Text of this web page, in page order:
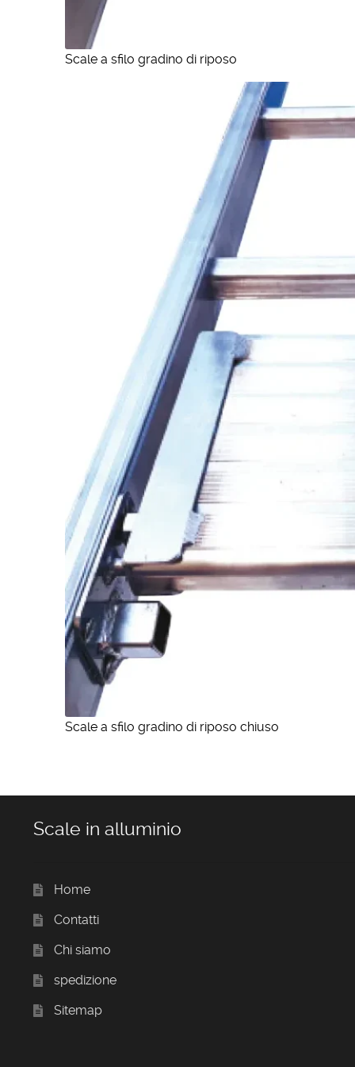
Scale a sfilo gradino di riposo
Scale a sfilo gradino di riposo chiuso
Scale in alluminio
Home
Contatti
Chi siamo
spedizione
Sitemap